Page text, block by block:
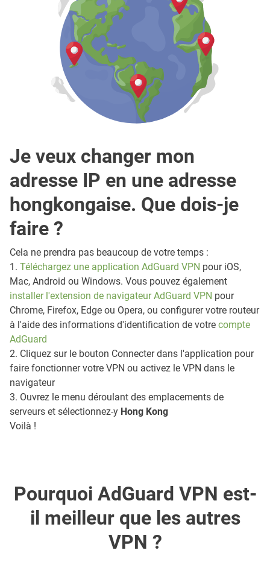
Je veux changer mon
adresse IP en une adresse
hongkongaise. Que dois-je
faire ?
Cela ne prendra pas beaucoup de votre temps :
1. Téléchargez une application AdGuard VPN pour iOS,
Mac, Android ou Windows. Vous pouvez également
installer l'extension de navigateur AdGuard VPN pour
Chrome, Firefox, Edge ou Opera, ou configurer votre routeur
à l'aide des informations d'identification de votre compte
AdGuard
2. Cliquez sur le bouton Connecter dans l'application pour
faire fonctionner votre VPN ou activez le VPN dans le
navigateur
3. Ouvrez le menu déroulant des emplacements de
serveurs et sélectionnez-y Hong Kong
Voilà !
Pourquoi AdGuard VPN est-
il meilleur que les autres
VPN ?